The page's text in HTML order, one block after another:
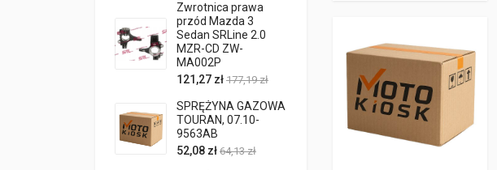
Zwrotnica prawa
przód Mazda 3
Sedan SRLine 2.0
MZR-CD ZW-
MA002P
121,27 zł 177,19 zł
SPRĘŻYNA GAZOWA
TOURAN, 07.10-
9563AB
52,08 zł 64,13 zł